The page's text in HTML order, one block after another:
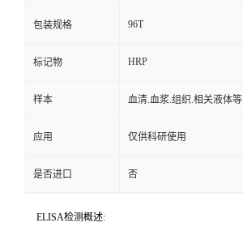
包装规格 96T
标记物 HRP
样本 血清.血浆.组织.相关液体等
应用 仅供科研使用
是否进口 否
ELISA检测概述: